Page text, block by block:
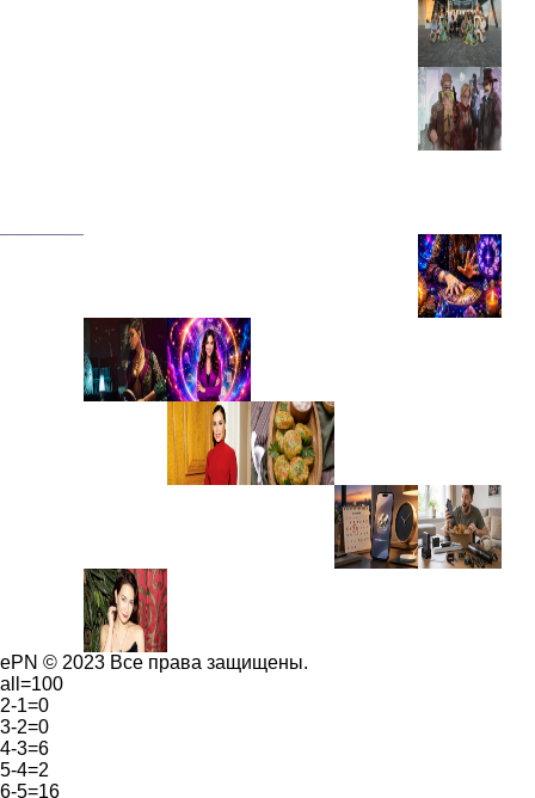
ePN © 2023 Все права защищены.
all=100
2-1=0
3-2=0
4-3=6
5-4=2
6-5=16